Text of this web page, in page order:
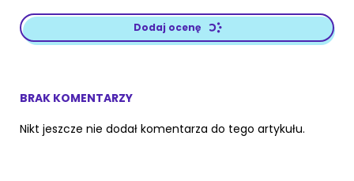
Dodaj ocenę
BRAK KOMENTARZY
Nikt jeszcze nie dodał komentarza do tego artykułu.